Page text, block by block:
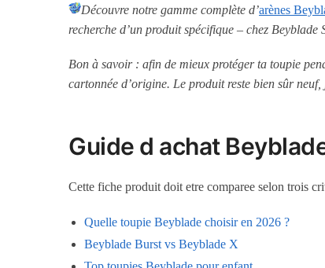
Découvre notre gamme complète d’arènes
recherche d’un produit spécifique – chez
Bon à savoir : afin de mieux protéger ta toupie
cartonnée d’origine. Le produit reste bien sûr neuf,
Guide d achat
Cette fiche produit doit etre comparee selon trois
Quelle toupie Beyblade choisir en 2026 ?
Beyblade Burst vs Beyblade X